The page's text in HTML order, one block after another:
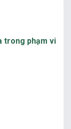
trong phạm vi